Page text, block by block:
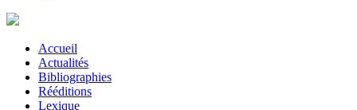
Accueil
Actualités
Bibliographies
Rééditions
Lexique